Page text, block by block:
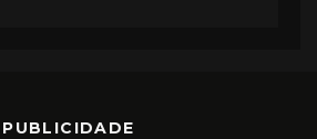
PUBLICIDADE